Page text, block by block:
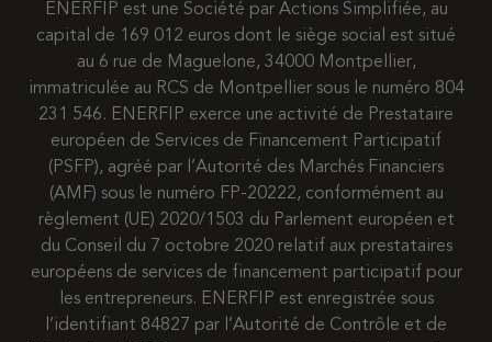
ENERFIP est une Société par Actions Simplifiée, au
capital de 169 012 euros dont le siège social est situé
au 6 rue de Maguelone, 34000 Montpellier,
immatriculée au RCS de Montpellier sous le numéro 804
231 546. ENERFIP exerce une activité de Prestataire
européen de Services de Financement Participatif
(PSFP), agréé par l’Autorité des Marchés Financiers
(AMF) sous le numéro FP-20222, conformément au
règlement (UE) 2020/1503 du Parlement européen et
du Conseil du 7 octobre 2020 relatif aux prestataires
européens de services de financement participatif pour
les entrepreneurs. ENERFIP est enregistrée sous
l’identifiant 84827 par l’Autorité de Contrôle et de